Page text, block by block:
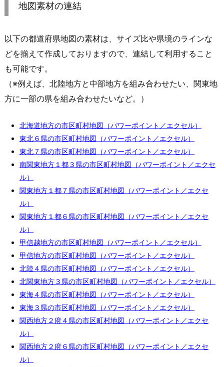
地図素材の連結
以下の都道府県地図の素材は、サイズ比や県境のラインな
どを揃えて作成しておりますので、連結して利用すること
も可能です。
（※例えば、北陸地方と中部地方を組み合わせたい、関東地
方に一部の県を組み合わせたいなど。）
北海道地方の市区町村地図（パワーポイント／エクセル）
東北６県の市区町村地図（パワーポイント／エクセル）
東北７県の市区町村地図（パワーポイント／エクセル）
南関東地方１都３県の市区町村地図（パワーポイント／エクセ
ル）
関東地方１都７県の市区町村地図（パワーポイント／エクセ
ル）
関東地方１都６県の市区町村地図（パワーポイント／エクセ
ル）
甲信越地方の市区町村地図（パワーポイント／エクセル）
甲信地方の市区町村地図（パワーポイント／エクセル）
北陸４県の市区町村地図（パワーポイント／エクセル）
北関東地方３県の市区町村地図（パワーポイント／エクセル）
東海４県の市区町村地図（パワーポイント／エクセル）
東海３県の市区町村地図（パワーポイント／エクセル）
関西地方２府４県の市区町村地図（パワーポイント／エクセ
ル）
関西地方２府６県の市区町村地図（パワーポイント／エクセ
ル）